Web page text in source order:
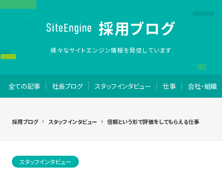
採用ブログ
様々なサイトエンジン情報を発信しています
全ての記事 社長ブログ スタッフインタビュー 仕事 会社・組織
採用ブログ スタッフインタビュー 信頼という形で評価をしてもらえる仕事
スタッフインタビュー